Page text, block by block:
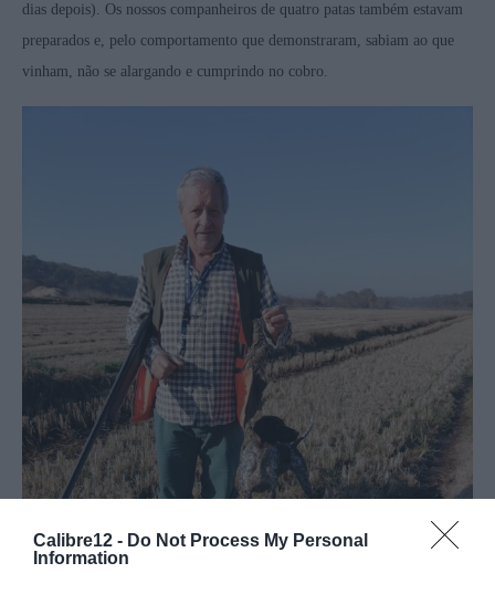
Calibre12 - Do Not Process My Personal
Information
dias depois). Os nossos companheiros de quatro patas também estavam
preparados e, pelo comportamento que demonstraram, sabiam ao que
vinham, não se alargando e cumprindo no cobro.